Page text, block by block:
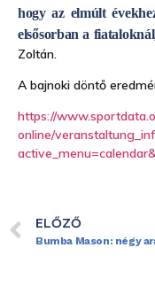
hogy az elmúlt
elsősorban a
Zoltán.
A bajnoki döntő
https://
online/
ELŐZŐ